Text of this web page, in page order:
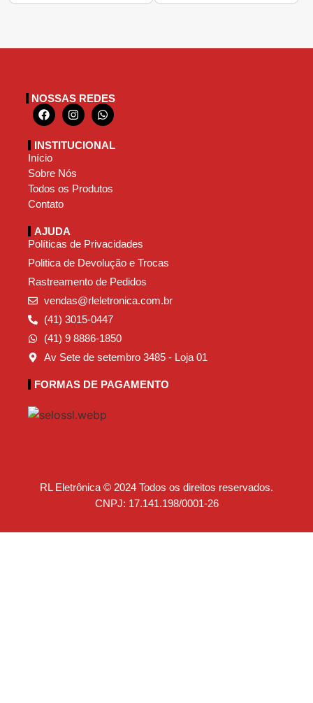
NOSSAS REDES
INSTITUCIONAL
Início
Sobre Nós
Todos os Produtos
Contato
AJUDA
Políticas de Privacidades
Politica de Devolução e Trocas
Rastreamento de Pedidos
vendas@rleletronica.com.br
(41) 3015-0447
(41) 9 8886-1850
Av Sete de setembro 3485 - Loja 01
FORMAS DE PAGAMENTO
RL Eletrônica © 2024 Todos os direitos reservados.
CNPJ: 17.141.198/0001-26